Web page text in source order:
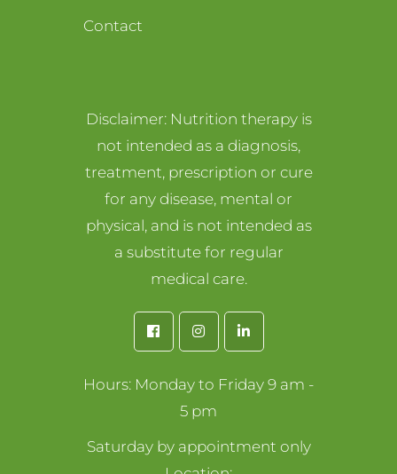
Contact
Disclaimer: Nutrition therapy is
not intended as a diagnosis,
treatment, prescription or cure
for any disease, mental or
physical, and is not intended as
a substitute for regular
medical care.
Hours: Monday to Friday 9 am -
5 pm
Saturday by appointment only